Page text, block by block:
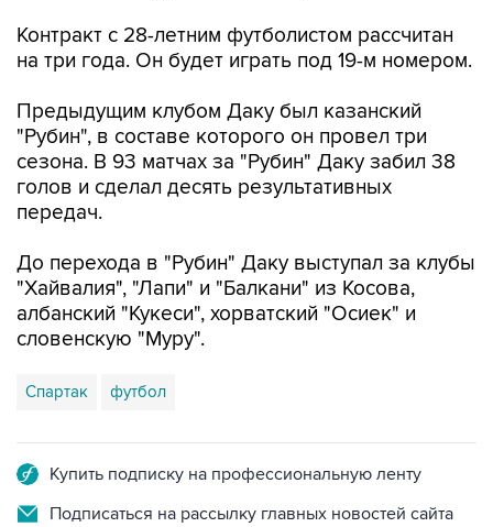
Контракт с 28-летним футболистом рассчитан
на три года. Он будет играть под 19-м номером.
Предыдущим клубом Даку был казанский
"Рубин", в составе которого он провел три
сезона. В 93 матчах за "Рубин" Даку забил 38
голов и сделал десять результативных
передач.
До перехода в "Рубин" Даку выступал за клубы
"Хайвалия", "Лапи" и "Балкани" из Косова,
албанский "Кукеси", хорватский "Осиек" и
словенскую "Муру".
Спартак футбол
Купить подписку на профессиональную ленту
Подписаться на рассылку главных новостей сайта